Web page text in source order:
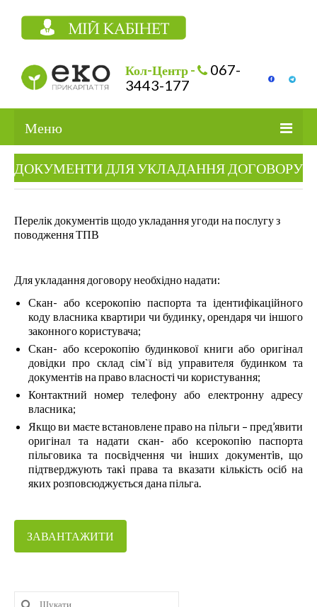
Кол-Центр -
067-
3443-177
Меню
ПОСЛУГИ
ГРАФІК ВИВОЗУ ТПВ
ПРО КОМПАНІЮ
КОНТАКТИ
ДОКУМЕНТИ ДЛЯ УКЛАДАННЯ ДОГОВОРУ
Перелік документів щодо укладання угоди на послугу з
поводження ТПВ
Для укладання договору необхідно надати:
Скан- або ксерокопію паспорта та ідентифікаційного
коду власника квартири чи будинку, орендаря чи іншого
законного користувача;
Скан- або ксерокопію будинкової книги або оригінал
довідки про склад сім`ї від управителя будинком та
документів на право власності чи користування;
Контактний номер телефону або електронну адресу
власника;
Якщо ви маєте встановлене право на пiльги – пред’явити
оригінал та надати скан- або ксерокопiю паспорта
пільговика та посвiдчення чи iнших документiв, що
підтверджують такi права та вказати кількість осіб на
яких розповсюджується дана пільга.
ЗАВАНТАЖИТИ
Шукати: